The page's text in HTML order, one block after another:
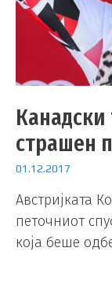
страшен
01.12.2017
Австријката
петочниот
која беше